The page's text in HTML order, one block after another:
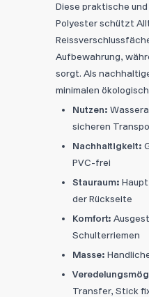
Diese praktische
Polyester schützt
Aufbewahrung,
sorgt. Als
minimalen
Nutzen:
sicheren
Nachhaltigkeit:
PVC-frei
Stauraum:
der Rückseite
Komfort:
Schulterriemen
Masse:
Transfer, Stick